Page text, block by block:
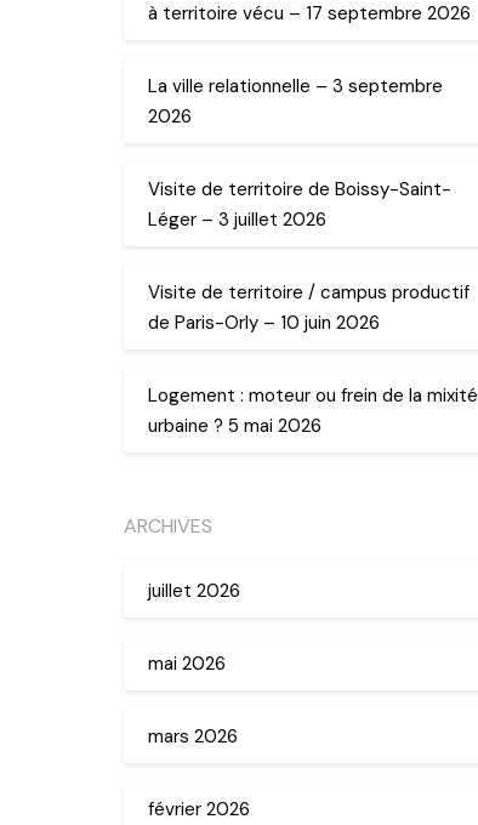
à territoire vécu – 17 septembre 2026
La ville relationnelle – 3 septembre
2026
Visite de territoire de Boissy-Saint-
Léger – 3 juillet 2026
Visite de territoire / campus productif
de Paris-Orly – 10 juin 2026
Logement : moteur ou frein de la mixité
urbaine ? 5 mai 2026
ARCHIVES
juillet 2026
mai 2026
mars 2026
février 2026